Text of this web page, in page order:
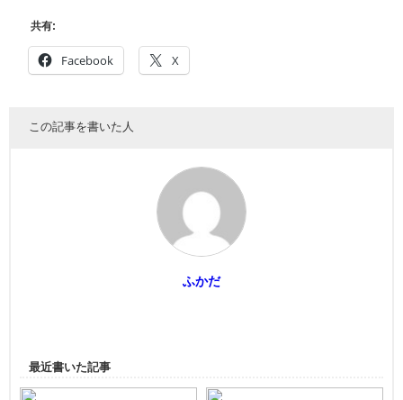
共有:
Facebook X
この記事を書いた人
ふかだ
最近書いた記事